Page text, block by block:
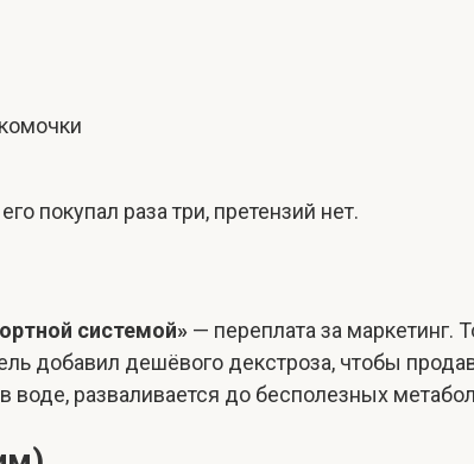
покупал раза три, претензий нет.
системой» — переплата за маркетинг.
добавил дешёвого декстроза, чтобы
воде, разваливается до бесполезных